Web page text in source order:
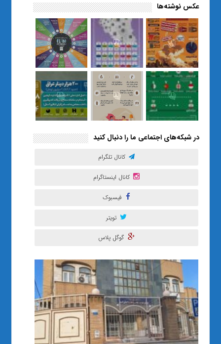
«صبر و اعتماد؛ روایت معلمی که
نسل Z را از بی‌هدفی به خودباوری
رساند / از یک کلاس ساده در قم تا
حضور مشترک معلم و هنرجویان
در مهم‌ترین گالری قرآنی هوش
مصنوعی تهران
عکس نوشته‌ها
در شبکه‌های اجتماعی ما را دنبال کنید
کانال تلگرام
کانال اینستاگرام
فیسبوک
تویتر
گوگل پلاس